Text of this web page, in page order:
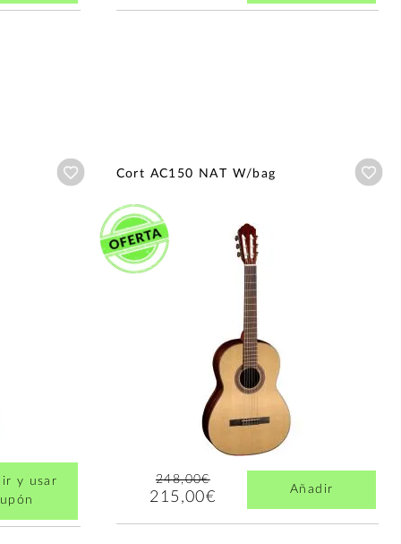
Añadir a wishlist
y usar
Cort AC150 NAT W/bag
248,00€
215,00€ Añadir